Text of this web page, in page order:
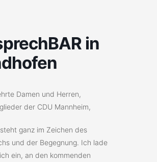
in
Damen und Herren,
der CDU Mannheim,
ganz im Zeichen des
und der Begegnung. Ich lade
ein, an den kommenden